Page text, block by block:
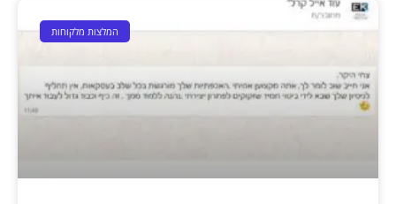
המלצות מלקוחות